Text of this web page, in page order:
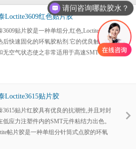
Loctite3609红色贴片胶
3609贴片胶是一种单组分,红色,Loctite3609
后快速固化的环氧胶粘剂.它的优良触变性
无空气状态使之非常适用于高速SMT 贴片
Loctite3615贴片胶
3615贴片红胶具有优良的抗潮性,并且对封
低应力注塑件内的SMT元件粘结力出色。
帖片胶是一种单组分针筒式点胶的环氧
请问咨询哪款胶水？